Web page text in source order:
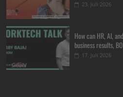
23. Juli 2026
How can HR, AI,
business results,
17. Juli 2026